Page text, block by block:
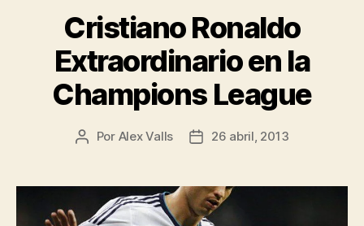
Cristiano Ronaldo
Extraordinario en la
Champions League
Autor
entrada
Por Alex Valls
Fecha
entrada
26 abril, 2013